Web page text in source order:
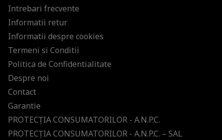
Intrebari frecvente
Informatii retur
Informatii despre cookies
Termeni si Conditii
Politica de Confidentialitate
Despre noi
Contact
Garantie
PROTECŢIA CONSUMATORILOR - A.N.P.C.
PROTECŢIA CONSUMATORILOR - A.N.P.C. – SAL